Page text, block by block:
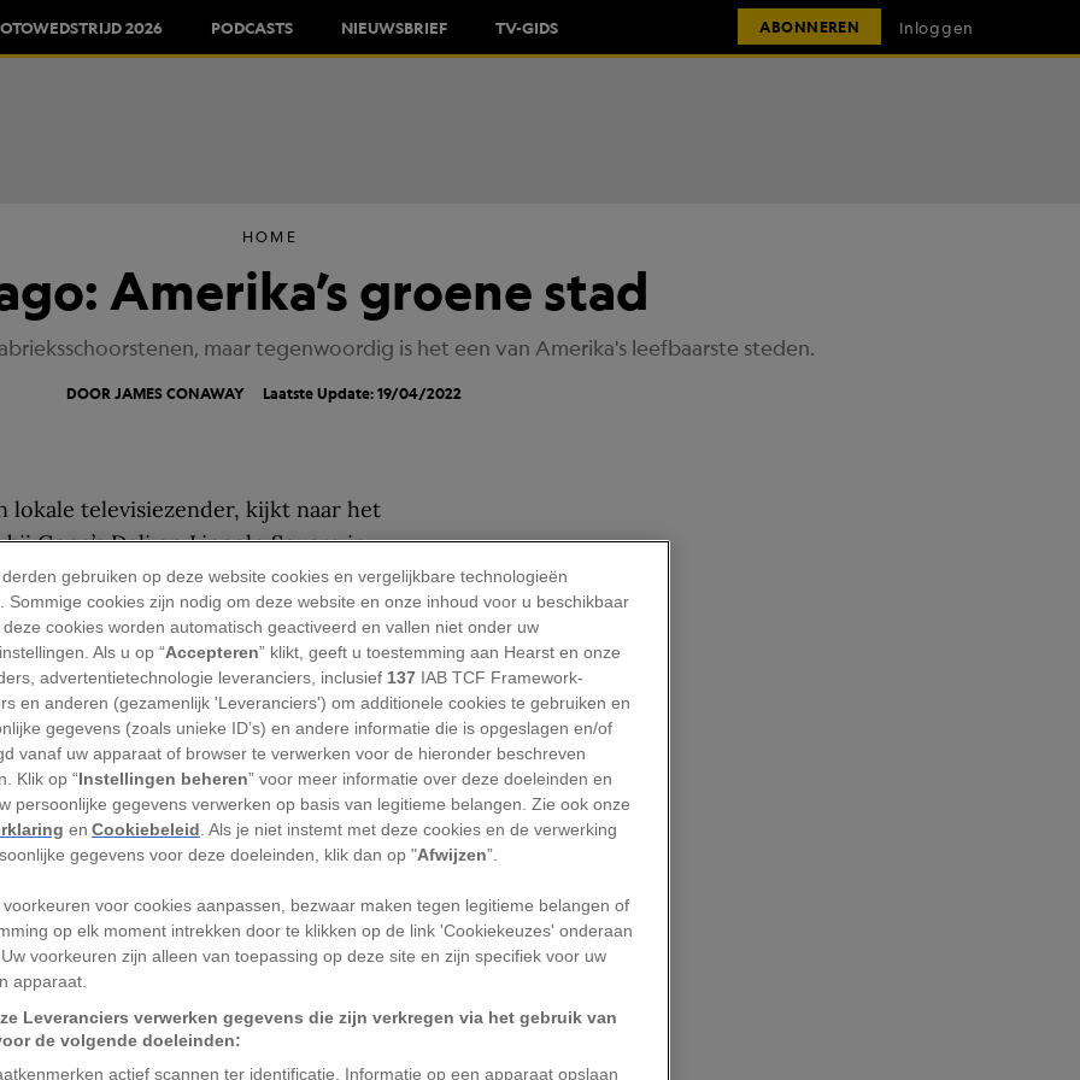
2026 PODCASTS NIEUWSBRIEF TV-GIDS ABONNEREN Inloggen
HOME
Amerika’s groene stad
maar tegenwoordig is het een van Amerika's leefbaarste steden.
DOOR JAMES CONAWAY Laatste Update: 19/04/2022
lokale televisiezender, kijkt naar het
Gene’s Deli op Lincoln Square in
bungelt. ‘Chicago is geencity of big
knipoog naar de dichter Carl Sandburg,
schreef op de toenmalige
pig shoulders.’ En daarmee, legt hij later
echte varkensschouders, maar ook op
politiek die door de jaren heen
in deze voormalige enclave van
zijn afgestampt. De laatste jaren
bevolking gekregen en zijn er veel
Maar getuige de stalen boog
is het trotse buurtgevoel nog altijd
de bewoners zich uit tegen grote
gebruiken op deze website cookies en vergelijkbare technologieën
Sommige cookies zijn nodig om deze website en onze inhoud voor u beschikbaar
cookies worden automatisch geactiveerd en vallen niet onder uw
Als u op “Accepteren” klikt, geeft u toestemming aan Hearst en onze
advertentietechnologie leveranciers, inclusief 137 IAB TCF Framework-
en anderen (gezamenlijk 'Leveranciers') om additionele cookies te gebruiken en
gegevens (zoals unieke ID’s) en andere informatie die is opgeslagen en/of
vanaf uw apparaat of browser te verwerken voor de hieronder beschreven
Klik op “Instellingen beheren” voor meer informatie over deze doeleinden en
persoonlijke gegevens verwerken op basis van legitieme belangen. Zie ook onze
enCookiebeleid . Als je niet instemt met deze cookies en de verwerking
gegevens voor deze doeleinden, klik dan op "Afwijzen”.
voorkeuren voor cookies aanpassen, bezwaar maken tegen legitieme belangen of
op elk moment intrekken door te klikken op de link 'Cookiekeuzes' onderaan
voorkeuren zijn alleen van toepassing op deze site en zijn specifiek voor uw
apparaat.
Leveranciers verwerken gegevens die zijn verkregen via het gebruik van
de volgende doeleinden:
actief scannen ter identificatie. Informatie op een apparaat opslaan